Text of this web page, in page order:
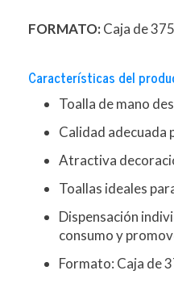
FORMATO:Caja de
Características del
Toalla de mano
Calidad adecuada
Atractiva
Toallas ideales
Dispensación
consumo y
Formato: Caja de